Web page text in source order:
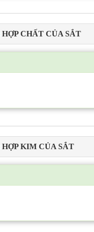
HỢP CHẤT CỦA SẮT
HỢP KIM CỦA SẮT